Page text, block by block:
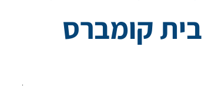
בית קומברס